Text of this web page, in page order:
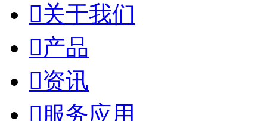
关于我们
产品
资讯
服务应用